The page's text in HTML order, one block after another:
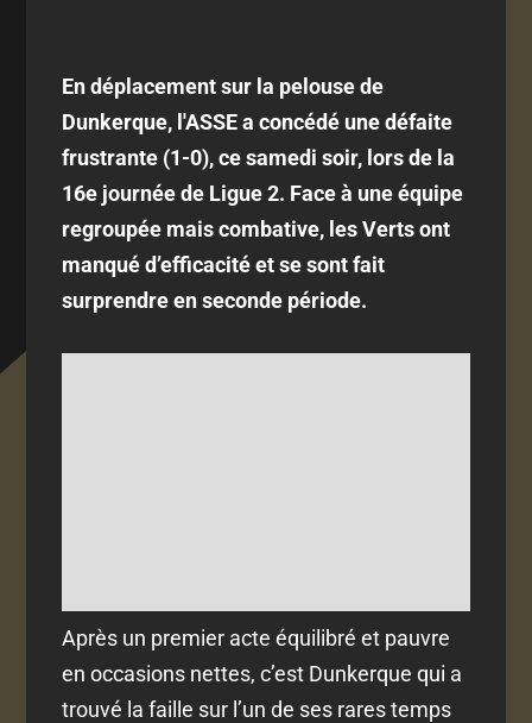
En déplacement sur la pelouse de
Dunkerque, l'ASSE a concédé une défaite
frustrante (1-0), ce samedi soir, lors de la
16e journée de Ligue 2. Face à une équipe
regroupée mais combative, les Verts ont
manqué d’efficacité et se sont fait
surprendre en seconde période.
Après un premier acte équilibré et pauvre
en occasions nettes, c’est Dunkerque qui a
trouvé la faille sur l’un de ses rares temps